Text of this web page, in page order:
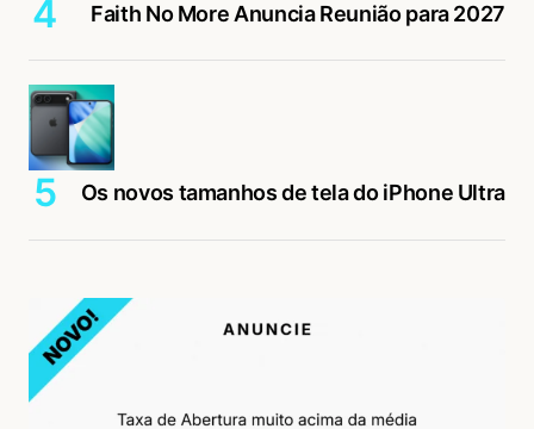
Faith No More Anuncia Reunião para 2027
Os novos tamanhos de tela do iPhone Ultra